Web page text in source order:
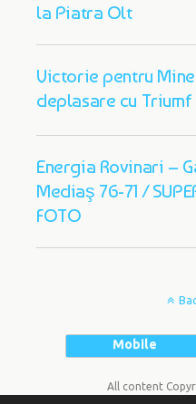
la Piatra Olt
Victorie pentru
deplasare cu Triumf
Energia Rovinari –
Mediaş 76-71 /
FOTO
Mobile
All content